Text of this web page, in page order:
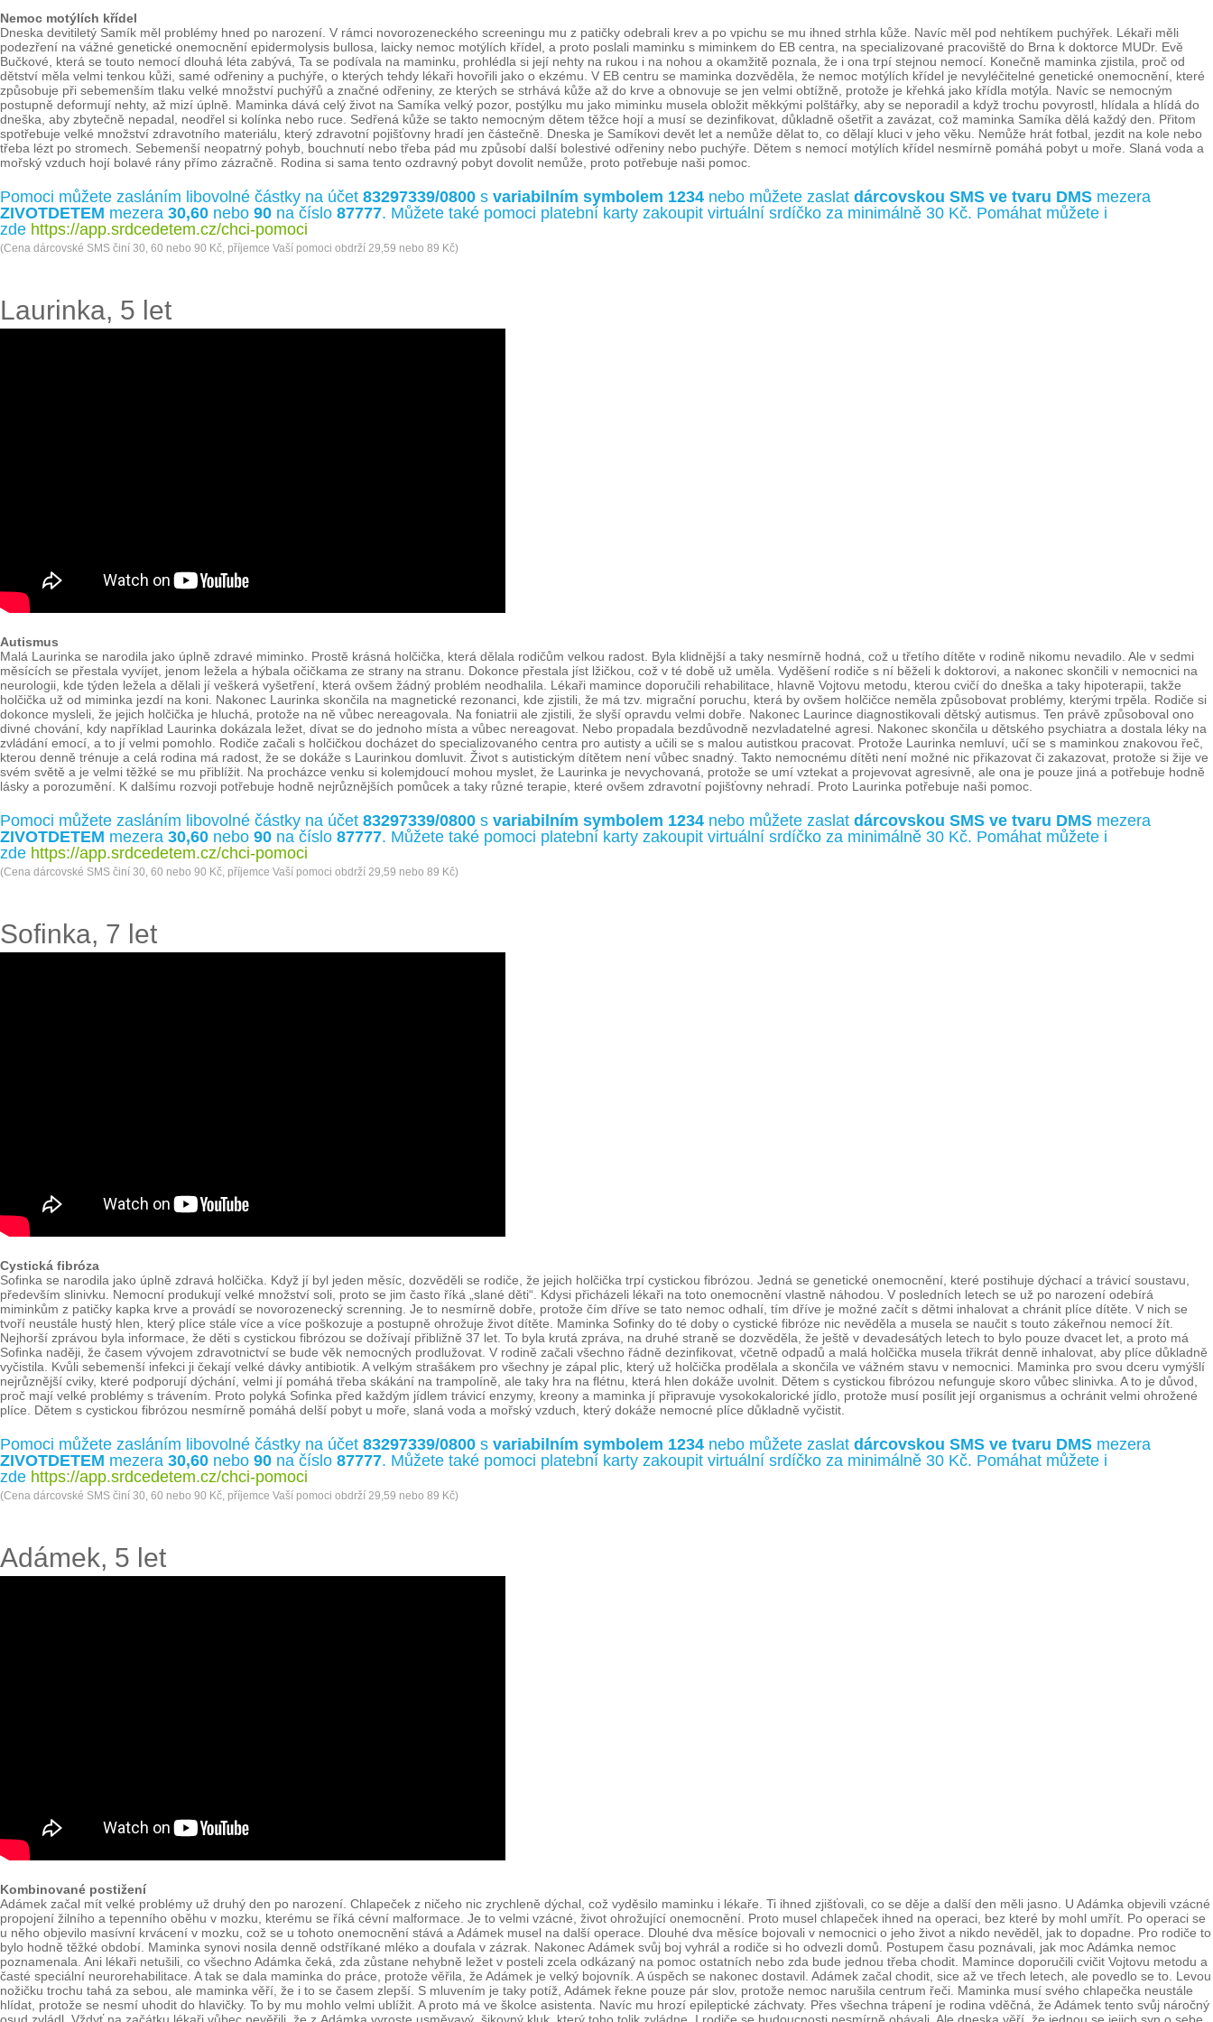
Nemoc motýlích křídel
Dneska devitiletý Samík měl problémy hned po narození. V rámci novorozeneckého screeningu mu z patičky odebrali krev a po vpichu se mu ihned strhla kůže. Navíc měl pod nehtíkem puchýřek. Lékaři měli
podezření na vážné genetické onemocnění epidermolysis bullosa, laicky nemoc motýlích křídel, a proto poslali maminku s miminkem do EB centra, na specializované pracoviště do Brna k doktorce MUDr. Evě
Bučkové, která se touto nemocí dlouhá léta zabývá, Ta se podívala na maminku, prohlédla si její nehty na rukou i na nohou a okamžitě poznala, že i ona trpí stejnou nemocí. Konečně maminka zjistila, proč od
dětství měla velmi tenkou kůži, samé odřeniny a puchýře, o kterých tehdy lékaři hovořili jako o ekzému. V EB centru se maminka dozvěděla, že nemoc motýlích křídel je nevyléčitelné genetické onemocnění, které
způsobuje při sebemenším tlaku velké množství puchýřů a značné odřeniny, ze kterých se strhává kůže až do krve a obnovuje se jen velmi obtížně, protože je křehká jako křídla motýla. Navíc se nemocným
postupně deformují nehty, až mizí úplně. Maminka dává celý život na Samíka velký pozor, postýlku mu jako miminku musela obložit měkkými polštářky, aby se neporadil a když trochu povyrostl, hlídala a hlídá do
dneška, aby zbytečně nepadal, neodřel si kolínka nebo ruce. Sedřená kůže se takto nemocným dětem těžce hojí a musí se dezinfikovat, důkladně ošetřit a zavázat, což maminka Samíka dělá každý den. Přitom
spotřebuje velké množství zdravotního materiálu, který zdravotní pojišťovny hradí jen částečně. Dneska je Samíkovi devět let a nemůže dělat to, co dělají kluci v jeho věku. Nemůže hrát fotbal, jezdit na kole nebo
třeba lézt po stromech. Sebemenší neopatrný pohyb, bouchnutí nebo třeba pád mu způsobí další bolestivé odřeniny nebo puchýře. Dětem s nemocí motýlích křídel nesmírně pomáhá pobyt u moře. Slaná voda a
mořský vzduch hojí bolavé rány přímo zázračně. Rodina si sama tento ozdravný pobyt dovolit nemůže, proto potřebuje naši pomoc.
Pomoci můžete zasláním libovolné částky na účet 83297339/0800 s variabilním symbolem 1234 nebo můžete zaslat dárcovskou SMS ve tvaru DMS mezera
ZIVOTDETEM mezera 30,60 nebo 90 na číslo 87777. Můžete také pomoci platební karty zakoupit virtuální srdíčko za minimálně 30 Kč. Pomáhat můžete i
zde https://app.srdcedetem.cz/chci-pomoci
(Cena dárcovské SMS činí 30, 60 nebo 90 Kč, příjemce Vaší pomoci obdrží 29,59 nebo 89 Kč)
Laurinka, 5 let
Autismus
Malá Laurinka se narodila jako úplně zdravé miminko. Prostě krásná holčička, která dělala rodičům velkou radost. Byla klidnější a taky nesmírně hodná, což u třetího dítěte v rodině nikomu nevadilo. Ale v sedmi
měsících se přestala vyvíjet, jenom ležela a hýbala očičkama ze strany na stranu. Dokonce přestala jíst lžičkou, což v té době už uměla. Vyděšení rodiče s ní běželi k doktorovi, a nakonec skončili v nemocnici na
neurologii, kde týden ležela a dělali jí veškerá vyšetření, která ovšem žádný problém neodhalila. Lékaři mamince doporučili rehabilitace, hlavně Vojtovu metodu, kterou cvičí do dneška a taky hipoterapii, takže
holčička už od miminka jezdí na koni. Nakonec Laurinka skončila na magnetické rezonanci, kde zjistili, že má tzv. migrační poruchu, která by ovšem holčičce neměla způsobovat problémy, kterými trpěla. Rodiče si
dokonce mysleli, že jejich holčička je hluchá, protože na ně vůbec nereagovala. Na foniatrii ale zjistili, že slyší opravdu velmi dobře. Nakonec Laurince diagnostikovali dětský autismus. Ten právě způsoboval ono
divné chování, kdy například Laurinka dokázala ležet, dívat se do jednoho místa a vůbec nereagovat. Nebo propadala bezdůvodně nezvladatelné agresi. Nakonec skončila u dětského psychiatra a dostala léky na
zvládání emocí, a to jí velmi pomohlo. Rodiče začali s holčičkou docházet do specializovaného centra pro autisty a učili se s malou autistkou pracovat. Protože Laurinka nemluví, učí se s maminkou znakovou řeč,
kterou denně trénuje a celá rodina má radost, že se dokáže s Laurinkou domluvit. Život s autistickým dítětem není vůbec snadný. Takto nemocnému dítěti není možné nic přikazovat či zakazovat, protože si žije ve
svém světě a je velmi těžké se mu přiblížit. Na procházce venku si kolemjdoucí mohou myslet, že Laurinka je nevychovaná, protože se umí vztekat a projevovat agresivně, ale ona je pouze jiná a potřebuje hodně
lásky a porozumění. K dalšímu rozvoji potřebuje hodně nejrůznějších pomůcek a taky různé terapie, které ovšem zdravotní pojišťovny nehradí. Proto Laurinka potřebuje naši pomoc.
Pomoci můžete zasláním libovolné částky na účet 83297339/0800 s variabilním symbolem 1234 nebo můžete zaslat dárcovskou SMS ve tvaru DMS mezera
ZIVOTDETEM mezera 30,60 nebo 90 na číslo 87777. Můžete také pomoci platební karty zakoupit virtuální srdíčko za minimálně 30 Kč. Pomáhat můžete i
zde https://app.srdcedetem.cz/chci-pomoci
(Cena dárcovské SMS činí 30, 60 nebo 90 Kč, příjemce Vaší pomoci obdrží 29,59 nebo 89 Kč)
Sofinka, 7 let
Cystická fibróza
Sofinka se narodila jako úplně zdravá holčička. Když jí byl jeden měsíc, dozvěděli se rodiče, že jejich holčička trpí cystickou fibrózou. Jedná se genetické onemocnění, které postihuje dýchací a trávicí soustavu,
především slinivku. Nemocní produkují velké množství soli, proto se jim často říká „slané děti“. Kdysi přicházeli lékaři na toto onemocnění vlastně náhodou. V posledních letech se už po narození odebírá
miminkům z patičky kapka krve a provádí se novorozenecký screnning. Je to nesmírně dobře, protože čím dříve se tato nemoc odhalí, tím dříve je možné začít s dětmi inhalovat a chránit plíce dítěte. V nich se
tvoří neustále hustý hlen, který plíce stále více a více poškozuje a postupně ohrožuje život dítěte. Maminka Sofinky do té doby o cystické fibróze nic nevěděla a musela se naučit s touto zákeřnou nemocí žít.
Nejhorší zprávou byla informace, že děti s cystickou fibrózou se dožívají přibližně 37 let. To byla krutá zpráva, na druhé straně se dozvěděla, že ještě v devadesátých letech to bylo pouze dvacet let, a proto má
Sofinka naději, že časem vývojem zdravotnictví se bude věk nemocných prodlužovat. V rodině začali všechno řádně dezinfikovat, včetně odpadů a malá holčička musela třikrát denně inhalovat, aby plíce důkladně
vyčistila. Kvůli sebemenší infekci ji čekají velké dávky antibiotik. A velkým strašákem pro všechny je zápal plic, který už holčička prodělala a skončila ve vážném stavu v nemocnici. Maminka pro svou dceru vymýšlí
nejrůznější cviky, které podporují dýchání, velmi jí pomáhá třeba skákání na trampolíně, ale taky hra na flétnu, která hlen dokáže uvolnit. Dětem s cystickou fibrózou nefunguje skoro vůbec slinivka. A to je důvod,
proč mají velké problémy s trávením. Proto polyká Sofinka před každým jídlem trávicí enzymy, kreony a maminka jí připravuje vysokokalorické jídlo, protože musí posílit její organismus a ochránit velmi ohrožené
plíce. Dětem s cystickou fibrózou nesmírně pomáhá delší pobyt u moře, slaná voda a mořský vzduch, který dokáže nemocné plíce důkladně vyčistit.
Pomoci můžete zasláním libovolné částky na účet 83297339/0800 s variabilním symbolem 1234 nebo můžete zaslat dárcovskou SMS ve tvaru DMS mezera
ZIVOTDETEM mezera 30,60 nebo 90 na číslo 87777. Můžete také pomoci platební karty zakoupit virtuální srdíčko za minimálně 30 Kč. Pomáhat můžete i
zde https://app.srdcedetem.cz/chci-pomoci
(Cena dárcovské SMS činí 30, 60 nebo 90 Kč, příjemce Vaší pomoci obdrží 29,59 nebo 89 Kč)
Adámek, 5 let
Kombinované postižení
Adámek začal mít velké problémy už druhý den po narození. Chlapeček z ničeho nic zrychleně dýchal, což vyděsilo maminku i lékaře. Ti ihned zjišťovali, co se děje a další den měli jasno. U Adámka objevili vzácné
propojení žilního a tepenního oběhu v mozku, kterému se říká cévní malformace. Je to velmi vzácné, život ohrožující onemocnění. Proto musel chlapeček ihned na operaci, bez které by mohl umřít. Po operaci se
u něho objevilo masívní krvácení v mozku, což se u tohoto onemocnění stává a Adámek musel na další operace. Dlouhé dva měsíce bojovali v nemocnici o jeho život a nikdo nevěděl, jak to dopadne. Pro rodiče to
bylo hodně těžké období. Maminka synovi nosila denně odstříkané mléko a doufala v zázrak. Nakonec Adámek svůj boj vyhrál a rodiče si ho odvezli domů. Postupem času poznávali, jak moc Adámka nemoc
poznamenala. Ani lékaři netušili, co všechno Adámka čeká, zda zůstane nehybně ležet v posteli zcela odkázaný na pomoc ostatních nebo zda bude jednou třeba chodit. Mamince doporučili cvičit Vojtovu metodu a
časté speciální neurorehabilitace. A tak se dala maminka do práce, protože věřila, že Adámek je velký bojovník. A úspěch se nakonec dostavil. Adámek začal chodit, sice až ve třech letech, ale povedlo se to. Levou
nožičku trochu tahá za sebou, ale maminka věří, že i to se časem zlepší. S mluvením je taky potíž, Adámek řekne pouze pár slov, protože nemoc narušila centrum řeči. Maminka musí svého chlapečka neustále
hlídat, protože se nesmí uhodit do hlavičky. To by mu mohlo velmi ublížit. A proto má ve školce asistenta. Navíc mu hrozí epileptické záchvaty. Přes všechna trápení je rodina vděčná, že Adámek tento svůj náročný